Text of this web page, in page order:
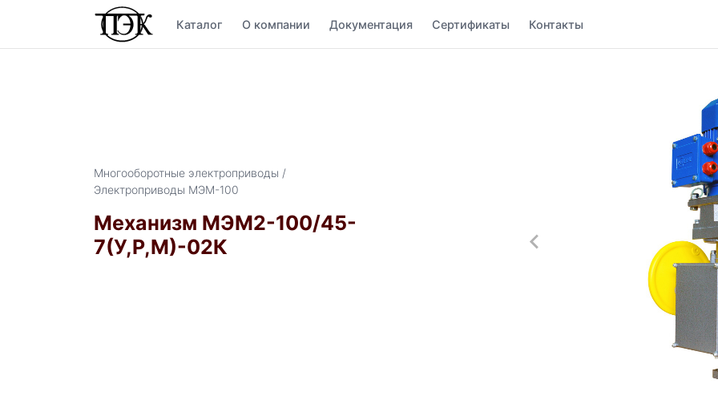
Каталог О компании Документация Сертификаты Контакты
Многооборотные электроприводы /
Электроприводы МЭМ-100
Механизм МЭМ2-100/45-
7(У,Р,М)-02К